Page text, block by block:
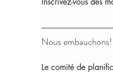
Nous embauchons!
Le comité de